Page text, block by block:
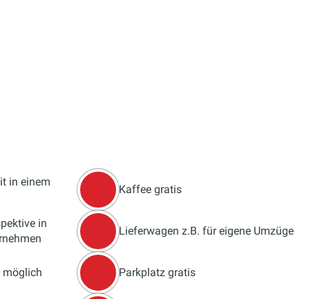
in einem
Kaffee gratis
in
Lieferwagen z.B. für eigene Umzüge
möglich Parkplatz gratis